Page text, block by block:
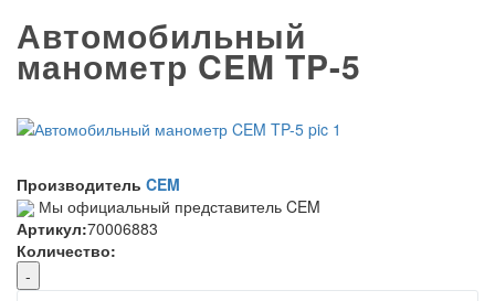
Автомобильный
манометр CEM TP-5
Производитель CEM
Мы официальный представитель CEM
Артикул:70006883
Количество:
-